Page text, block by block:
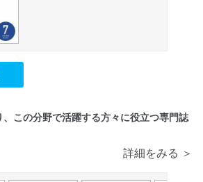
この分野で活躍する方々に役立つ専門誌
詳細をみる ＞